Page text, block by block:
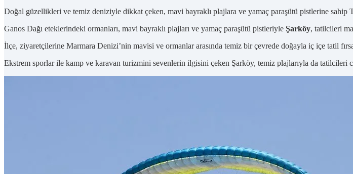
Doğal güzellikleri ve temiz deniziyle dikkat çeken, mavi bayraklı plajlara ve yamaç paraşütü pistlerine sahip
Ganos Dağı eteklerindeki ormanları, mavi bayraklı plajları ve yamaç paraşütü pistleriyle Şarköy, tatilcileri
İlçe, ziyaretçilerine Marmara Denizi’nin mavisi ve ormanlar arasında temiz bir çevrede doğayla iç içe tatil
Ekstrem sporlar ile kamp ve karavan turizmini sevenlerin ilgisini çeken Şarköy, temiz plajlarıyla da